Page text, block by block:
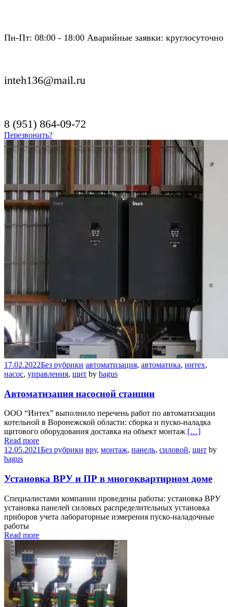
Пн-Пт: 08:00 - 18:00 Аварийные заявки: круглосуточно
inteh136@mail.ru
8 (951) 864-09-72
Перезвонить?
17.02.2022Без рубрики автоматизация, автоматика, интех,
насос, управления, щит by bagus
Автоматизация насосной станции
ООО “Интех” выполнило перечень работ по автоматизации
котельной в Воронежской области: сборка и пуско-наладка
щитового оборудования доставка на объект монтаж […]
Read more
12.05.2021Без рубрики вру, монтаж, панель, силовой, щит by
bagus
Установка ВРУ и ПР в многоквартирном доме
Специалистами компании проведены работы: установка ВРУ
установка панелей силовых распределительных установка
приборов учета лабораторные измерения пуско-наладочные
работы
Read more